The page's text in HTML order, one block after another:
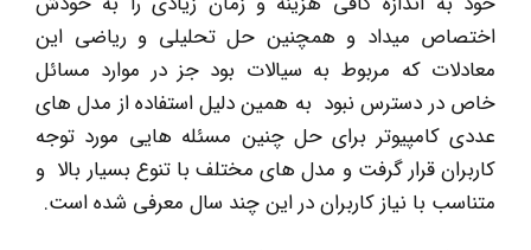
اختصاص میداد و همچنین حل تحلیلی و ریاضی این
معادلات که مربوط به سیالات بود جز در موارد مسائل
خاص در دسترس نبود به همین دلیل استفاده از مدل های
عددی کامپیوتر برای حل چنین مسئله هایی مورد توجه
کاربران قرار گرفت و مدل های مختلف با تنوع بسیار بالا و
متناسب با نیاز کاربران در این چند سال معرفی شده است.